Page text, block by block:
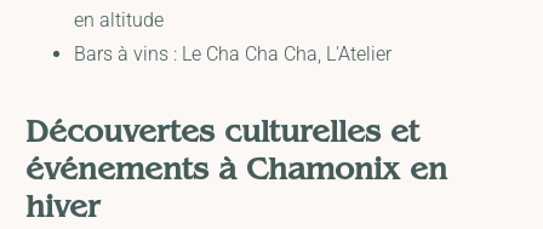
en altitude
Bars à vins : Le Cha Cha Cha, L'Atelier
Découvertes culturelles et
événements à Chamonix en
hiver